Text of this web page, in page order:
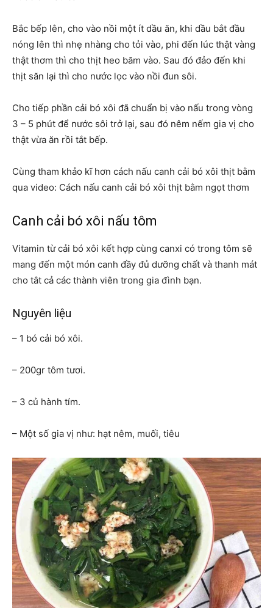
Bắc bếp lên, cho vào nồi một ít dầu ăn, khi dầu bắt đầu
nóng lên thì nhẹ nhàng cho tỏi vào, phi đến lúc thật vàng
thật thơm thì cho thịt heo băm vào. Sau đó đảo đến khi
thịt săn lại thì cho nước lọc vào nồi đun sôi.
Cho tiếp phần cải bó xôi đã chuẩn bị vào nấu trong vòng
3 – 5 phút để nước sôi trở lại, sau đó nêm nếm gia vị cho
thật vừa ăn rồi tắt bếp.
Cùng tham khảo kĩ hơn cách nấu canh cải bó xôi thịt bằm
qua video: Cách nấu canh cải bó xôi thịt bằm ngọt thơm
Canh cải bó xôi nấu tôm
Vitamin từ cải bó xôi kết hợp cùng canxi có trong tôm sẽ
mang đến một món canh đầy đủ dưỡng chất và thanh mát
cho tât cả các thành viên trong gia đình bạn.
Nguyên liệu
– 1 bó cải bó xôi.
– 200gr tôm tươi.
– 3 củ hành tím.
– Một số gia vị như: hạt nêm, muối, tiêu